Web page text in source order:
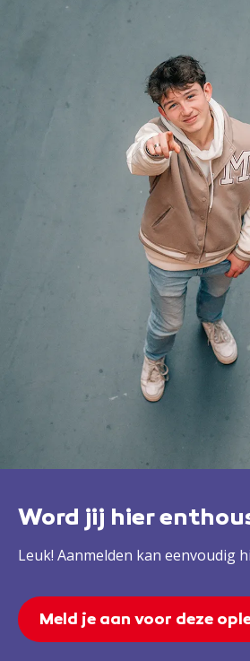
Word jij hier
Leuk! Aanmelden kan eenvoudig
Meld je aan voor deze